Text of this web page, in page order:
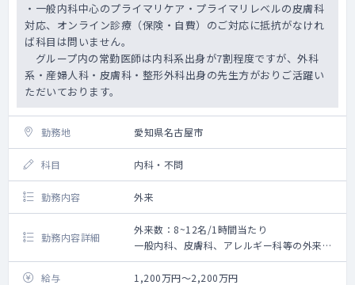
・一般内科中心のプライマリケア・プライマリレベルの皮膚科
対応、オンライン診療（保険・自費）のご対応に抵抗がなけれ
ば科目は問いません。
グループ内の常勤医師は内科系出身が7割程度ですが、外科
系・産婦人科・皮膚科・整形外科出身の先生方がおりご活躍い
ただいております。
勤務地 愛知県名古屋市
科目 内科・不問
勤務内容 外来
勤務内容詳細
外来数：8~12名/1時間当たり
一般内科、皮膚科、アレルギー科等の外来診
療、オンライン診療等をお願いいたします。
◇外来診療
給与 1,200万円～2,200万円